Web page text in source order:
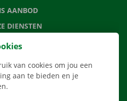
AANBOD
DIENSTEN
LOCATIES
van cookies om jou een
aan te bieden en je